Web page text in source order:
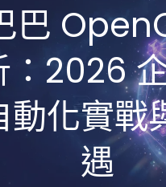
巴
：2026
動化實戰
遇